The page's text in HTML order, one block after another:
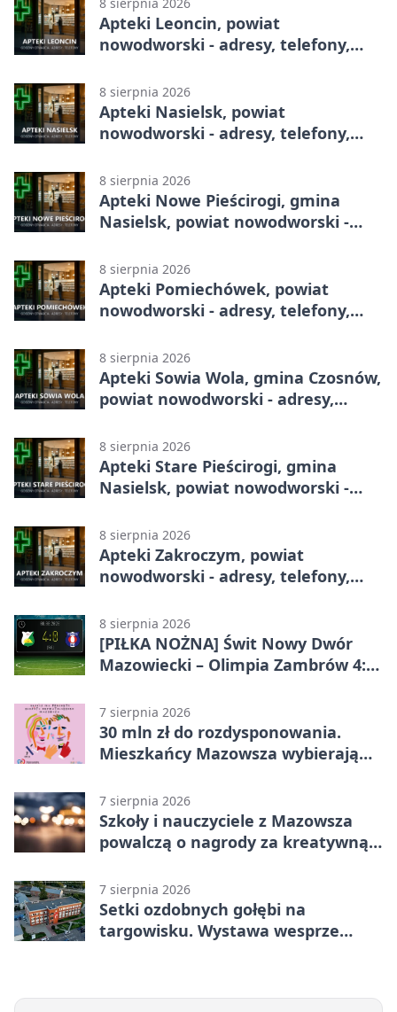
8 sierpnia 2026
Apteki Leoncin, powiat
nowodworski - adresy, telefony,
8 sierpnia 2026
Apteki Nasielsk, powiat
nowodworski - adresy, telefony,
8 sierpnia 2026
Apteki Nowe Pieścirogi, gmina
Nasielsk, powiat nowodworski -
8 sierpnia 2026
Apteki Pomiechówek, powiat
nowodworski - adresy, telefony,
8 sierpnia 2026
Apteki Sowia Wola, gmina Czosnów,
powiat nowodworski - adresy,
8 sierpnia 2026
Apteki Stare Pieścirogi, gmina
Nasielsk, powiat nowodworski -
8 sierpnia 2026
Apteki Zakroczym, powiat
nowodworski - adresy, telefony,
8 sierpnia 2026
[PIŁKA NOŻNA] Świt Nowy Dwór
Mazowiecki – Olimpia Zambrów 4:0
Grupa 1 (Grupa I)
7 sierpnia 2026
30 mln zł do rozdysponowania.
Mieszkańcy Mazowsza wybierają
7 sierpnia 2026
Szkoły i nauczyciele z Mazowsza
powalczą o nagrody za kreatywną
7 sierpnia 2026
Setki ozdobnych gołębi na
targowisku. Wystawa wesprze